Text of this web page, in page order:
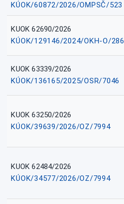
KÚOK/60872/2026/OMPSČ/523
KUOK 62690/2026
KÚOK/129146/2024/OKH-O/286
KUOK 63339/2026
KÚOK/136165/2025/OSR/7046
KUOK 63250/2026
KÚOK/39639/2026/OZ/7994
KUOK 62484/2026
KÚOK/34577/2026/OZ/7994